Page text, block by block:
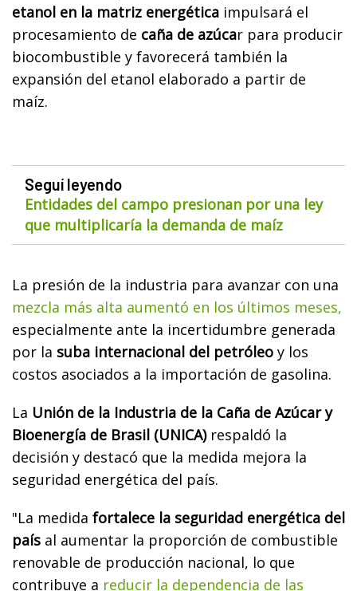
etanol en la matriz energética impulsará el
procesamiento de caña de azúcar para producir
biocombustible y favorecerá también la
expansión del etanol elaborado a partir de
maíz.
Seguí leyendo
Entidades del campo presionan por una ley
que multiplicaría la demanda de maíz
La presión de la industria para avanzar con una
mezcla más alta aumentó en los últimos meses,
especialmente ante la incertidumbre generada
por la suba internacional del petróleo y los
costos asociados a la importación de gasolina.
La Unión de la Industria de la Caña de Azúcar y
Bioenergía de Brasil (UNICA)respaldó la
decisión y destacó que la medida mejora la
seguridad energética del país.
"La medida fortalece la seguridad energética del
país al aumentar la proporción de combustible
renovable de producción nacional, lo que
contribuye a reducir la dependencia de las